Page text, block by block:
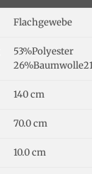
Flachgewebe
53%Polyester
140 cm
70.0 cm
10.0 cm